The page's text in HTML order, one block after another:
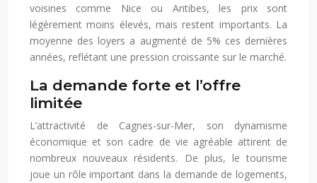
voisines comme Nice ou Antibes, les prix sont
légèrement moins élevés, mais restent importants. La
moyenne des loyers a augmenté de 5% ces dernières
années, reflétant une pression croissante sur le marché.
La demande forte et l’offre
limitée
L’attractivité de Cagnes-sur-Mer, son dynamisme
économique et son cadre de vie agréable attirent de
nombreux nouveaux résidents. De plus, le tourisme
joue un rôle important dans la demande de logements,